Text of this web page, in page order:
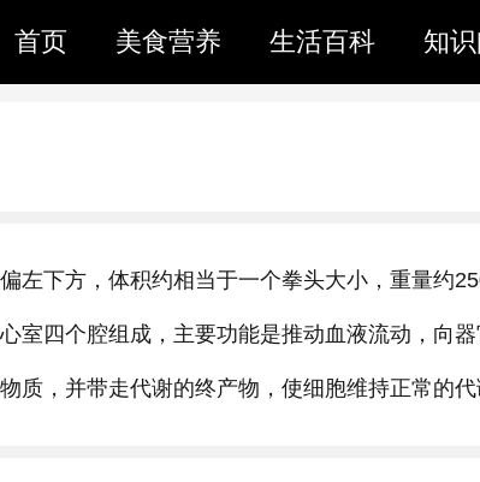
首页 美食营养 生活百科 知
左下方，体积约相当于一个拳头大小，重量约
室四个腔组成，主要功能是推动血液流动，向
质，并带走代谢的终产物，使细胞维持正常的代